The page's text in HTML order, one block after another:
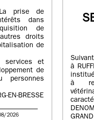
prise de
dans
de
droits
de
services et
de
personnes
EN-BRESSE
2026
à
à